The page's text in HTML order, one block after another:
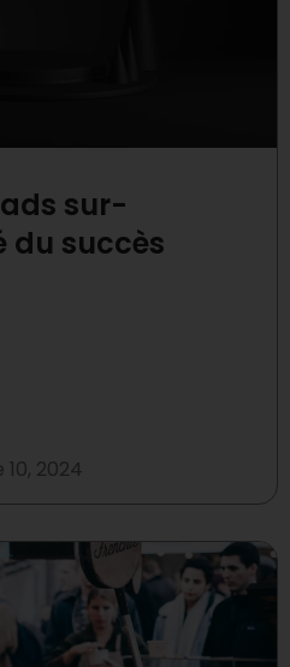
sur-
du succès
2024